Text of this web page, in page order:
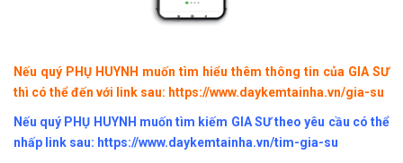
Nếu quý PHỤ HUYNH muốn tìm hiểu thêm thông tin của GIA SƯ
thì có thể đến với link sau: https://www.daykemtainha.vn/gia-su
Nếu quý PHỤ HUYNH muốn tìm kiếm GIA SƯ theo yêu cầu có thể
nhấp link sau: https://www.daykemtainha.vn/tim-gia-su